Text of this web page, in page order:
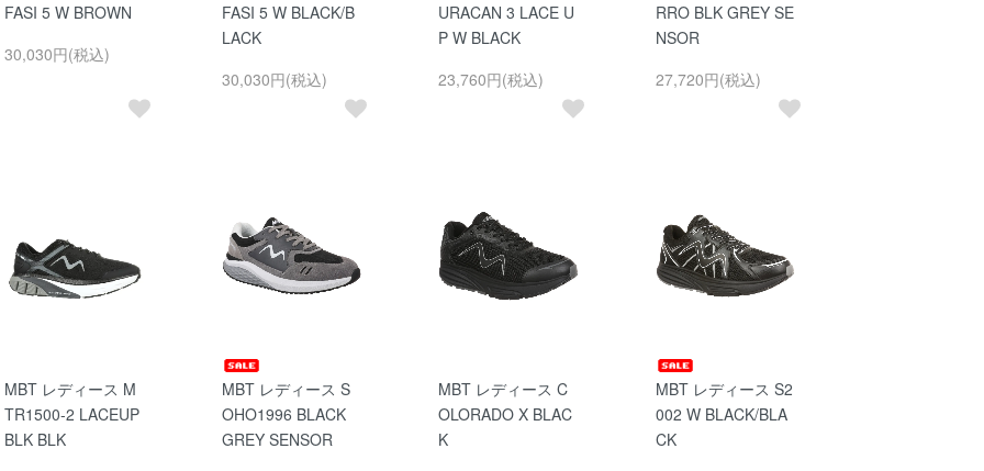
FASI 5 W BROWN
30,030円(税込)
FASI 5 W BLACK/B
LACK
30,030円(税込)
URACAN 3 LACE U
P W BLACK
23,760円(税込)
RRO BLK GREY SE
NSOR
27,720円(税込)
MBT レディース M
TR1500-2 LACEUP
BLK BLK
MBT レディース S
OHO1996 BLACK
GREY SENSOR
MBT レディース C
OLORADO X BLAC
K
MBT レディース S2
002 W BLACK/BLA
CK